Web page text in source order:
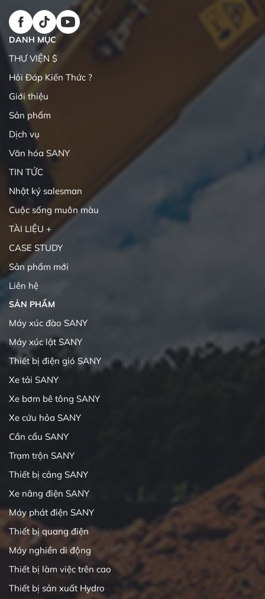
DANH MỤC
THƯ VIỆN $
Hỏi Đáp Kiến Thức ?
Giới thiệu
Sản phẩm
Dịch vụ
Văn hóa SANY
TIN TỨC
Nhật ký salesman
Cuộc sống muôn màu
TÀI LIỆU +
CASE STUDY
Sản phẩm mới
Liên hệ
SẢN PHẨM
Máy xúc đào SANY
Máy xúc lật SANY
Thiết bị điện gió SANY
Xe tải SANY
Xe bơm bê tông SANY
Xe cứu hỏa SANY
Cần cẩu SANY
Trạm trộn SANY
Thiết bị cảng SANY
Xe nâng điện SANY
Máy phát điện SANY
Thiết bị quang điện
Máy nghiền di động
Thiết bị làm việc trên cao
Thiết bị sản xuất Hydro